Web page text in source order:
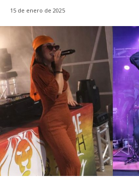
15 de enero de 2025